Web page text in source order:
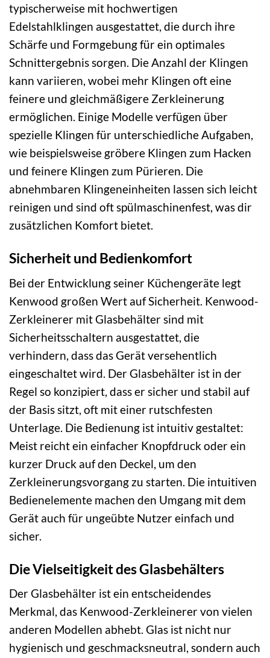
typischerweise mit hochwertigen
Edelstahlklingen ausgestattet, die durch ihre
Schärfe und Formgebung für ein optimales
Schnittergebnis sorgen. Die Anzahl der Klingen
kann variieren, wobei mehr Klingen oft eine
feinere und gleichmäßigere Zerkleinerung
ermöglichen. Einige Modelle verfügen über
spezielle Klingen für unterschiedliche Aufgaben,
wie beispielsweise gröbere Klingen zum Hacken
und feinere Klingen zum Pürieren. Die
abnehmbaren Klingeneinheiten lassen sich leicht
reinigen und sind oft spülmaschinenfest, was dir
zusätzlichen Komfort bietet.
Sicherheit und Bedienkomfort
Bei der Entwicklung seiner Küchengeräte legt
Kenwood großen Wert auf Sicherheit. Kenwood-
Zerkleinerer mit Glasbehälter sind mit
Sicherheitsschaltern ausgestattet, die
verhindern, dass das Gerät versehentlich
eingeschaltet wird. Der Glasbehälter ist in der
Regel so konzipiert, dass er sicher und stabil auf
der Basis sitzt, oft mit einer rutschfesten
Unterlage. Die Bedienung ist intuitiv gestaltet:
Meist reicht ein einfacher Knopfdruck oder ein
kurzer Druck auf den Deckel, um den
Zerkleinerungsvorgang zu starten. Die intuitiven
Bedienelemente machen den Umgang mit dem
Gerät auch für ungeübte Nutzer einfach und
sicher.
Die Vielseitigkeit des Glasbehälters
Der Glasbehälter ist ein entscheidendes
Merkmal, das Kenwood-Zerkleinerer von vielen
anderen Modellen abhebt. Glas ist nicht nur
hygienisch und geschmacksneutral, sondern auch